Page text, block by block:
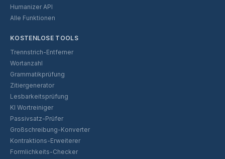
Humanizer API
Alle Funktionen
KOSTENLOSE TOOLS
Trennstrich-Entferner
Wortanzahl
Grammatikprüfung
Zitiergenerator
Lesbarkeitsprüfung
KI Wortreiniger
Passivsatz-Prüfer
Großschreibung-Konverter
Kontraktions-Erweiterer
Formlichkeits-Checker